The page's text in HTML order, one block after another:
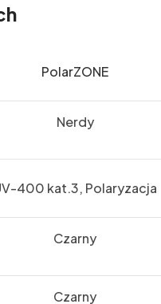
PolarZONE
Nerdy
400 kat.3, Polaryzacja
Czarny
Czarny